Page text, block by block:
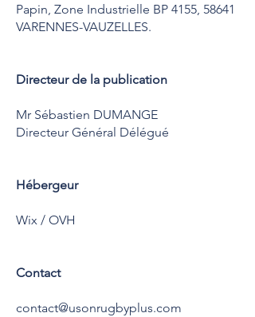
Papin, Zone Industrielle BP 4155, 58641
VARENNES-VAUZELLES.
Directeur de la publication
Mr Sébastien DUMANGE
Directeur Général Délégué
Hébergeur
Wix / OVH
Contact
contact@usonrugbyplus.com